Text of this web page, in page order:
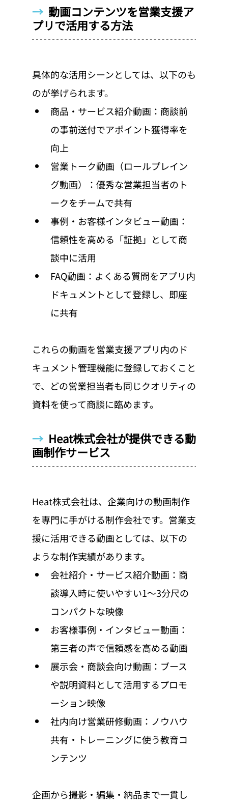
→ 動画コンテンツを営業支援ア
プリで活用する方法
具体的な活用シーンとしては、以下のも
のが挙げられます。
商品・サービス紹介動画：商談前
の事前送付でアポイント獲得率を
向上
営業トーク動画（ロールプレイン
グ動画）：優秀な営業担当者のト
ークをチームで共有
事例・お客様インタビュー動画：
信頼性を高める「証拠」として商
談中に活用
FAQ動画：よくある質問をアプリ内
ドキュメントとして登録し、即座
に共有
これらの動画を営業支援アプリ内のド
キュメント管理機能に登録しておくこと
で、どの営業担当者も同じクオリティの
資料を使って商談に臨めます。
→ Heat株式会社が提供できる動
画制作サービス
Heat株式会社は、企業向けの動画制作
を専門に手がける制作会社です。営業支
援に活用できる動画としては、以下の
ような制作実績があります。
会社紹介・サービス紹介動画：商
談導入時に使いやすい1〜3分尺の
コンパクトな映像
お客様事例・インタビュー動画：
第三者の声で信頼感を高める動画
展示会・商談会向け動画：ブース
や説明資料として活用するプロモ
ーション映像
社内向け営業研修動画：ノウハウ
共有・トレーニングに使う教育コ
ンテンツ
企画から撮影・編集・納品まで一貫し